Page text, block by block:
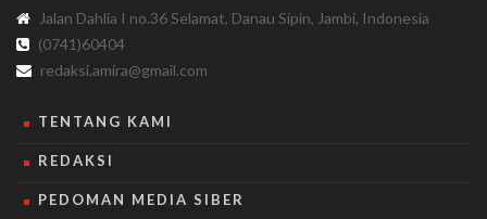
Jalan Dahlia I no.36 Selamat, Danau Sipin, Jambi, Indonesia
(0741)60404
redaksi.amira@gmail.com
TENTANG KAMI
REDAKSI
PEDOMAN MEDIA SIBER